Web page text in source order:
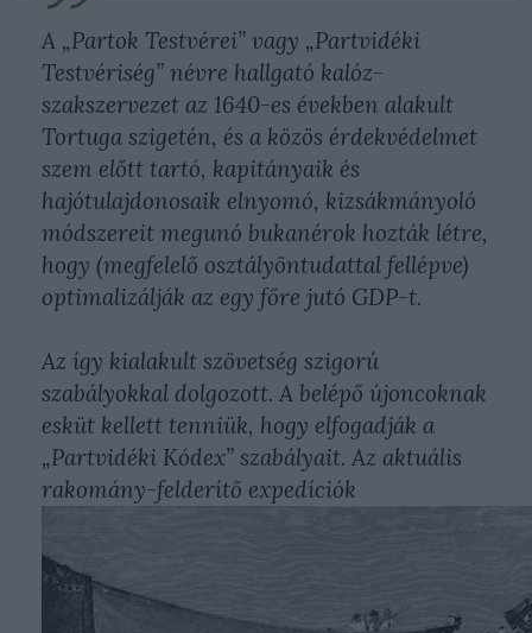
A „Partok Testvérei” vagy „Partvidéki
Testvériség” névre hallgató kalóz-
szakszervezet az 1640-es években alakult
Tortuga szigetén, és a közös érdekvédelmet
szem előtt tartó, kapitányaik és
hajótulajdonosaik elnyomó, kizsákmányoló
módszereit megunó bukanérok hozták létre,
hogy (megfelelő osztályöntudattal fellépve)
optimalizálják az egy főre jutó GDP-t.
Az így kialakult szövetség szigorú
szabályokkal dolgozott. A belépő újoncoknak
esküt kellett tenniük, hogy elfogadják a
„Partvidéki Kódex” szabályait. Az aktuális
rakomány-felderítő expedíciók